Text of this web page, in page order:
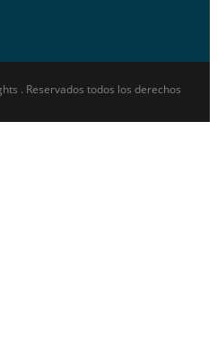
. Reservados todos los derechos